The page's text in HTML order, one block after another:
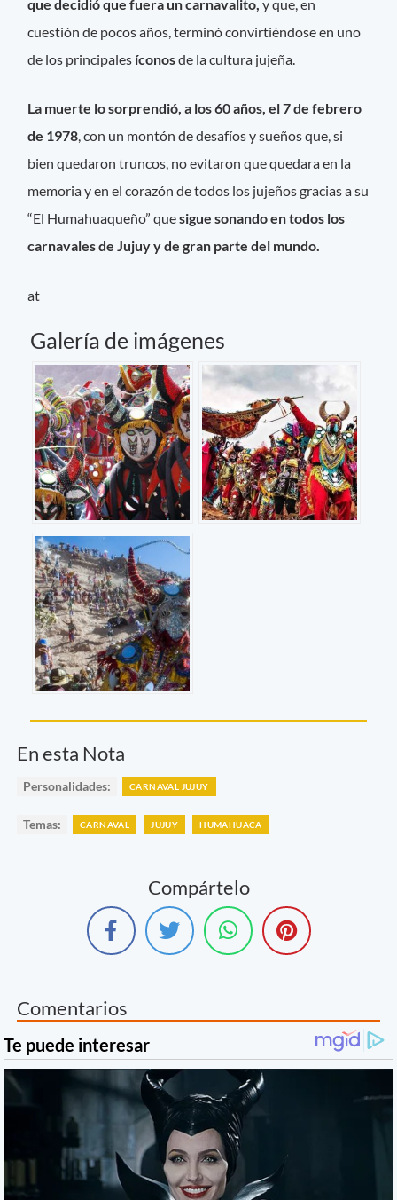
que decidió que fuera un carnavalito, y que, en
cuestión de pocos años, terminó convirtiéndose en uno
de los principales íconosde la cultura jujeña.
La muerte lo sorprendió, a los 60 años, el 7 de febrero
de 1978, con un montón de desafíos y sueños que, si
bien quedaron truncos, no evitaron que quedara en la
memoria y en el corazón de todos los jujeños gracias a su
“El Humahuaqueño” quesigue sonando en todos los
carnavales de Jujuy y de gran parte del mundo.
at
Galería de imágenes
En esta Nota
Personalidades: CARNAVAL JUJUY
Temas: CARNAVAL JUJUY HUMAHUACA
Compártelo
Comentarios